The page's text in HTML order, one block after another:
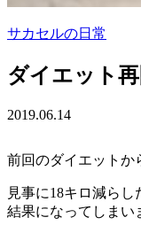
サカセルの日常
ダイエット
2019.06.14
前回のダイエットか
見事に18キロ減ら
結果になってしまい